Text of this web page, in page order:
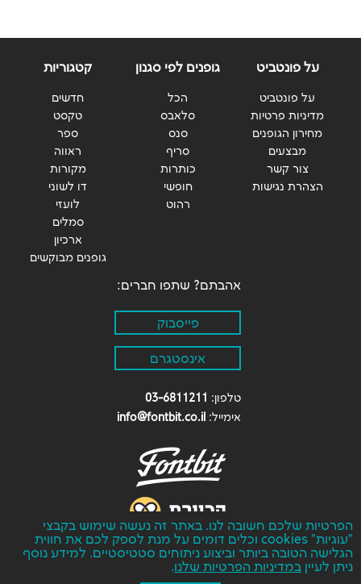
על פונטביט
על פונטביט
מדיניות פרטיות
מחירון הגופנים
מבצעים
צור קשר
הצהרת נגישות
גופנים לפי סגנון
הכל
סלאבס
סנס
סריף
כותרות
חופשי
רהוט
קטגוריות
חדשים
טקסט
ספר
ראווה
מקורות
דו לשוני
לועזי
סמלים
ארכיון
גופנים מבוקשים
אהבתם? שתפו חברים:
פייסבוק
אינסטגרם
טלפון: 03-6811211
אימייל: info@fontbit.co.il
F
© כל הזכויות על הפונטים המוצגים באתר זה, שמורות לחברת
פונטביט בעמ, אין לשכפל לצלם או להעתיק את המוצג באתר זה,
הפרטיות שלכם חשובה לנו. באתר זה נעשה שימוש בקבצי
"עוגיות" cookies וכלים דומים על מנת לספק לכם את חווית
הגלישה הטובה ביותר וביצוע ניתוחים סטטיסטיים. למידע נוסף
ניתן לעיין במדיניות הפרטיות שלנו.